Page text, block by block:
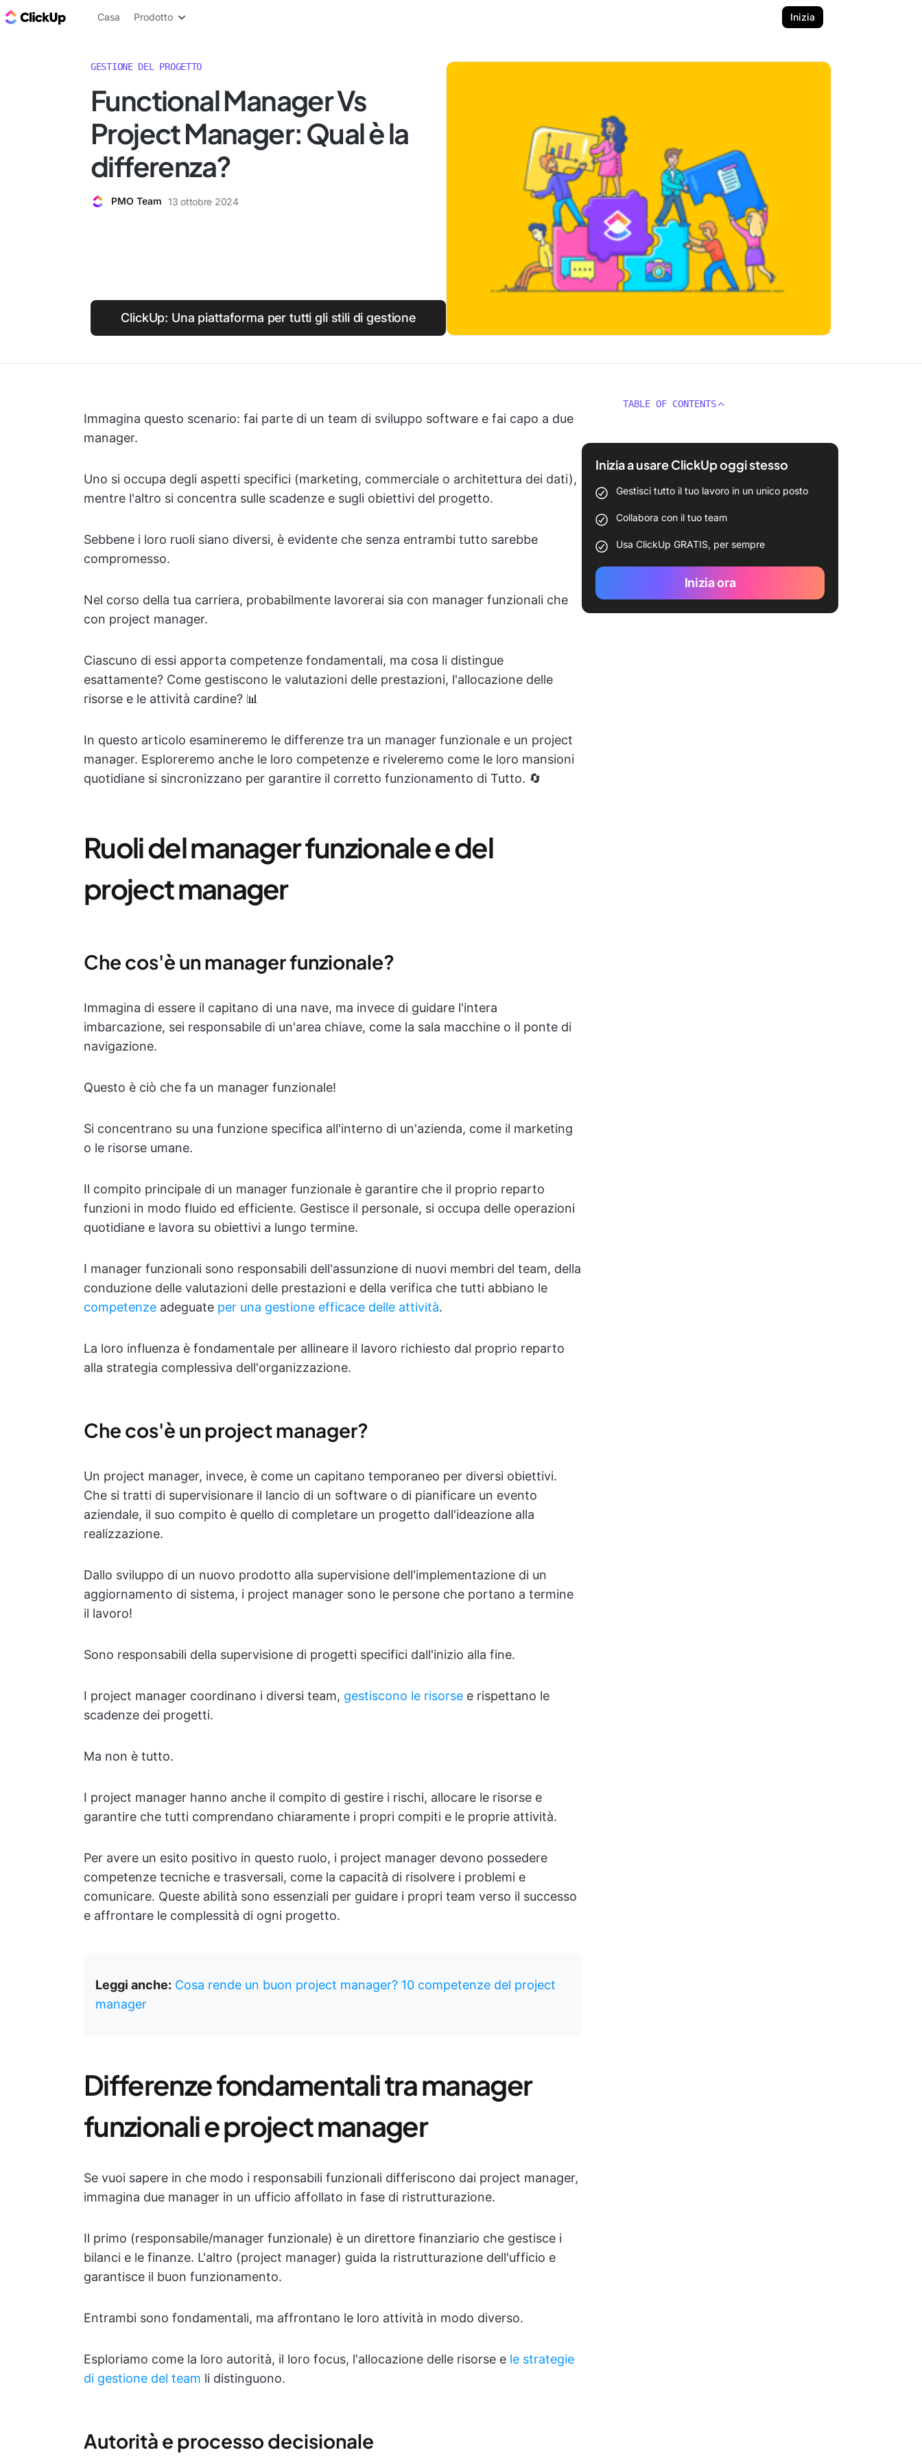
Blog di ClickUp
Casa Prodotto Inizia
GESTIONE DEL PROGETTO
Functional Manager Vs
Project Manager: Qual è la
differenza?
PMO Team 13 ottobre 2024
ClickUp: Una piattaforma per tutti gli stili di gestione
Immagina questo scenario: fai parte di un team di sviluppo software e fai capo a due
manager.
Uno si occupa degli aspetti specifici (marketing, commerciale o architettura dei dati),
mentre l'altro si concentra sulle scadenze e sugli obiettivi del progetto.
Sebbene i loro ruoli siano diversi, è evidente che senza entrambi tutto sarebbe
compromesso.
Nel corso della tua carriera, probabilmente lavorerai sia con manager funzionali che
con project manager.
Ciascuno di essi apporta competenze fondamentali, ma cosa li distingue
esattamente? Come gestiscono le valutazioni delle prestazioni, l'allocazione delle
risorse e le attività cardine? 📊
In questo articolo esamineremo le differenze tra un manager funzionale e un project
manager. Esploreremo anche le loro competenze e riveleremo come le loro mansioni
quotidiane si sincronizzano per garantire il corretto funzionamento di Tutto. 🔄
Ruoli del manager funzionale e del
project manager
Che cos'è un manager funzionale?
Immagina di essere il capitano di una nave, ma invece di guidare l'intera
imbarcazione, sei responsabile di un'area chiave, come la sala macchine o il ponte di
navigazione.
Questo è ciò che fa un manager funzionale!
Si concentrano su una funzione specifica all'interno di un'azienda, come il marketing
o le risorse umane.
Il compito principale di un manager funzionale è garantire che il proprio reparto
funzioni in modo fluido ed efficiente. Gestisce il personale, si occupa delle operazioni
quotidiane e lavora su obiettivi a lungo termine.
I manager funzionali sono responsabili dell'assunzione di nuovi membri del team, della
conduzione delle valutazioni delle prestazioni e della verifica che tutti abbiano le
competenze adeguate per una gestione efficace delle attività.
La loro influenza è fondamentale per allineare il lavoro richiesto dal proprio reparto
alla strategia complessiva dell'organizzazione.
Che cos'è un project manager?
Un project manager, invece, è come un capitano temporaneo per diversi obiettivi.
Che si tratti di supervisionare il lancio di un software o di pianificare un evento
aziendale, il suo compito è quello di completare un progetto dall'ideazione alla
realizzazione.
Dallo sviluppo di un nuovo prodotto alla supervisione dell'implementazione di un
aggiornamento di sistema, i project manager sono le persone che portano a termine
il lavoro!
Sono responsabili della supervisione di progetti specifici dall'inizio alla fine.
I project manager coordinano i diversi team, gestiscono le risorse e rispettano le
scadenze dei progetti.
Ma non è tutto.
I project manager hanno anche il compito di gestire i rischi, allocare le risorse e
garantire che tutti comprendano chiaramente i propri compiti e le proprie attività.
Per avere un esito positivo in questo ruolo, i project manager devono possedere
competenze tecniche e trasversali, come la capacità di risolvere i problemi e
comunicare. Queste abilità sono essenziali per guidare i propri team verso il successo
e affrontare le complessità di ogni progetto.
Leggi anche: Cosa rende un buon project manager? 10 competenze del project
manager
Differenze fondamentali tra manager
funzionali e project manager
Se vuoi sapere in che modo i responsabili funzionali differiscono dai project manager,
immagina due manager in un ufficio affollato in fase di ristrutturazione.
Il primo (responsabile/manager funzionale) è un direttore finanziario che gestisce i
bilanci e le finanze. L'altro (project manager) guida la ristrutturazione dell'ufficio e
garantisce il buon funzionamento.
Entrambi sono fondamentali, ma affrontano le loro attività in modo diverso.
Esploriamo come la loro autorità, il loro focus, l'allocazione delle risorse e le strategie
di gestione del team li distinguono.
Autorità e processo decisionale
TABLE OF CONTENTS
Inizia a usare ClickUp oggi stesso
Gestisci tutto il tuo lavoro in un unico posto
Collabora con il tuo team
Usa ClickUp GRATIS, per sempre
Inizia ora